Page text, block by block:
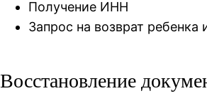
Получение ИНН
Запрос на возврат ребенка
Восстановление